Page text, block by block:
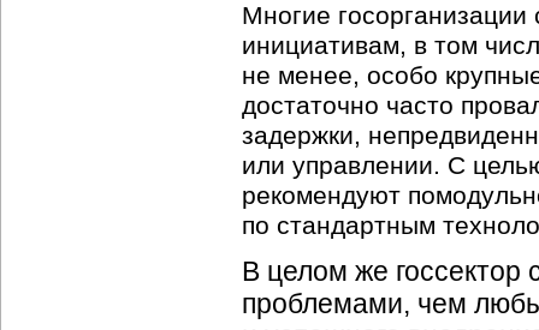
Многие
инициативам, в том
не менее, особо
достаточно часто
задержки,
или управлении. С
рекомендуют
по стандартным
В целом же госсектор
проблемами, чем